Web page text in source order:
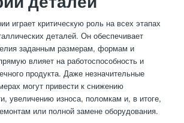
играет критическую роль на всех этапах
деталей. Он обеспечивает
заданным размерам, формам и
влияет на работоспособность и
продукта. Даже незначительные
могут привести к снижению
увеличению износа, поломкам и, в итоге,
или полной замене оборудования.